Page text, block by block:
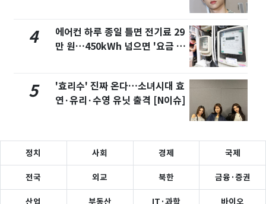
4
에어컨 하루 종일 틀면 전기료 29
만 원…450kWh 넘으면 '요금 폭
5
'효리수' 진짜 온다…소녀시대 효
연·유리·수영 유닛 출격 [N이슈]
정치 사회 경제 국제
전국 외교 북한 금융·증권
산업 부동산 IT·과학 바이오